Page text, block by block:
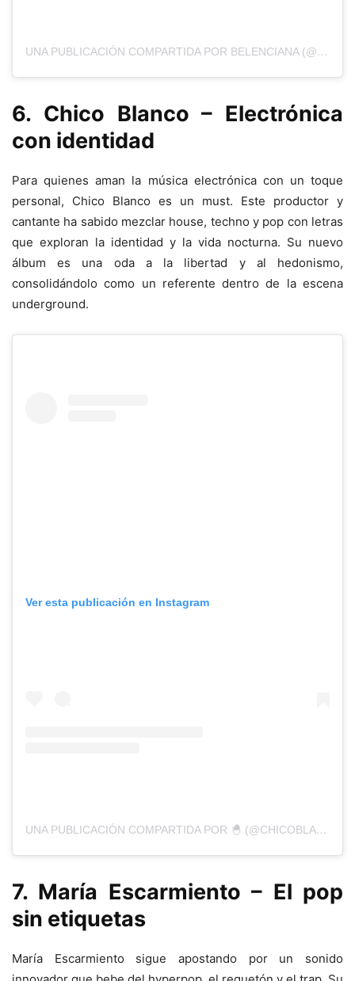
UNA PUBLICACIÓN COMPARTIDA POR BELENCIANA (@BELENCIANA)
6. Chico Blanco – Electrónica
con identidad
Para quienes aman la música electrónica con un toque
personal, Chico Blanco es un must. Este productor y
cantante ha sabido mezclar house, techno y pop con letras
que exploran la identidad y la vida nocturna. Su nuevo
álbum es una oda a la libertad y al hedonismo,
consolidándolo como un referente dentro de la escena
underground.
Ver esta publicación en Instagram
UNA PUBLICACIÓN COMPARTIDA POR 🐣 (@CHICOBLANCOCHICOBLANCO)
7. María Escarmiento – El pop
sin etiquetas
María Escarmiento sigue apostando por un sonido